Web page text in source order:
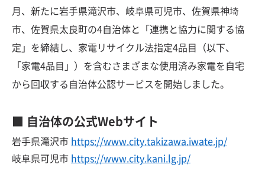
月、新たに岩手県滝沢市、岐阜県可児市、佐賀県神埼
市、佐賀県太良町の4自治体と「連携と協力に関する協
定」を締結し、家電リサイクル法指定4品目（以下、
「家電4品目」）を含むさまざまな使用済み家電を自宅
から回収する自治体公認サービスを開始しました。
■ 自治体の公式Webサイト
岩手県滝沢市 https://www.city.takizawa.iwate.jp/
岐阜県可児市 https://www.city.kani.lg.jp/